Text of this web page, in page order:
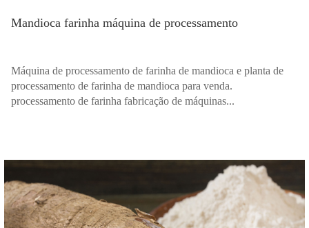
Mandioca farinha máquina de processamento
Máquina de processamento de farinha de mandioca e planta de
processamento de farinha de mandioca para venda.
processamento de farinha fabricação de máquinas...